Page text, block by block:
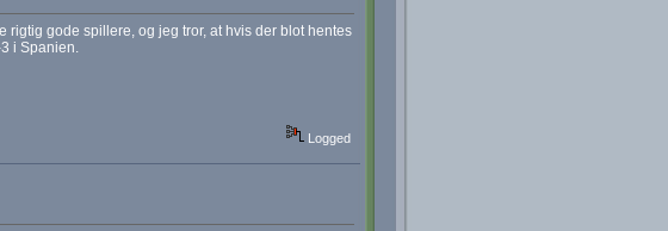
gode spillere, og jeg tror, at hvis der blot hentes
i Spanien.
Logged